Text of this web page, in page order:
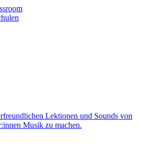
Lektionen und Sounds von
Musik zu machen.